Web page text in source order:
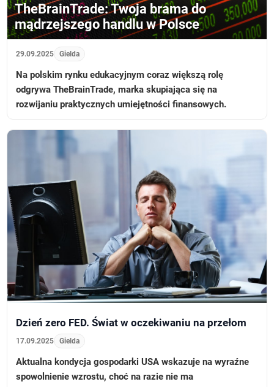
TheBrainTrade: Twoja brama do
mądrzejszego handlu w Polsce
29.09.2025 Gielda
Na polskim rynku edukacyjnym coraz większą rolę
odgrywa TheBrainTrade, marka skupiająca się na
rozwijaniu praktycznych umiejętności finansowych.
Dzień zero FED. Świat w oczekiwaniu na przełom
17.09.2025 Gielda
Aktualna kondycja gospodarki USA wskazuje na wyraźne
spowolnienie wzrostu, choć na razie nie ma